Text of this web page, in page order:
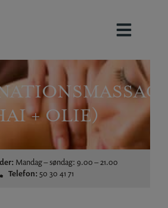
+ OLIE)
Mandag – søndag: 9.00 – 21.00
Telefon: 50 30 41 71